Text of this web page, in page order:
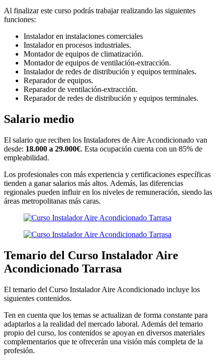
Al finalizar este curso podrás trabajar realizando las siguientes
funciones:
Instalador en instalaciones comerciales
Instalador en procesos industriales.
Montador de equipos de climatización.
Montador de equipos de ventilación-extracción.
Instalador de redes de distribución y equipos terminales.
Reparador de equipos.
Reparador de ventilación-extracción.
Reparador de redes de distribución y equipos terminales.
Salario medio
El salario que reciben los Instaladores de Aire Acondicionado van
desde: 18.000 a 29.000€. Esta ocupación cuenta con un 85% de
empleabilidad.
Los profesionales con más experiencia y certificaciones específicas
tienden a ganar salarios más altos. Además, las diferencias
regionales pueden influir en los niveles de remuneración, siendo las
áreas metropolitanas más caras.
Temario del Curso Instalador Aire
Acondicionado Tarrasa
El temario del Curso Instalador Aire Acondicionado incluye los
siguientes contenidos.
Ten en cuenta que los temas se actualizan de forma constante para
adaptarlos a la realidad del mercado laboral. Además del temario
propio del curso, los contenidos se apoyan en diversos materiales
complementarios que te ofrecerán una visión más completa de la
profesión.